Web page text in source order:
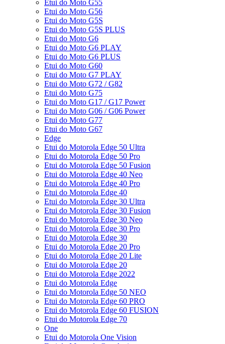
Etui do Moto G55
Etui do Moto G56
Etui do Moto G5S
Etui do Moto G5S PLUS
Etui do Moto G6
Etui do Moto G6 PLAY
Etui do Moto G6 PLUS
Etui do Moto G60
Etui do Moto G7 PLAY
Etui do Moto G72 / G82
Etui do Moto G75
Etui do Moto G17 / G17 Power
Etui do Moto G06 / G06 Power
Etui do Moto G77
Etui do Moto G67
Edge
Etui do Motorola Edge 50 Ultra
Etui do Motorola Edge 50 Pro
Etui do Motorola Edge 50 Fusion
Etui do Motorola Edge 40 Neo
Etui do Motorola Edge 40 Pro
Etui do Motorola Edge 40
Etui do Motorola Edge 30 Ultra
Etui do Motorola Edge 30 Fusion
Etui do Motorola Edge 30 Neo
Etui do Motorola Edge 30 Pro
Etui do Motorola Edge 30
Etui do Motorola Edge 20 Pro
Etui do Motorola Edge 20 Lite
Etui do Motorola Edge 20
Etui do Motorola Edge 2022
Etui do Motorola Edge
Etui do Motorola Edge 50 NEO
Etui do Motorola Edge 60 PRO
Etui do Motorola Edge 60 FUSION
Etui do Motorola Edge 70
One
Etui do Motorola One Vision